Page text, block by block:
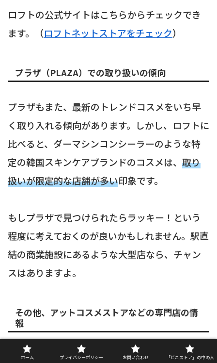
ロフトの公式サイトはこちらからチェックでき
ます。（ロフトネットストアをチェック）
プラザ（PLAZA）での取り扱いの傾向
プラザもまた、最新のトレンドコスメをいち早
く取り入れる傾向があります。しかし、ロフトに
比べると、ダーマシンコンシーラーのような特
定の韓国スキンケアブランドのコスメは、 取り
扱いが限定的な店舗が多い印象です。
もしプラザで見つけられたらラッキー！という
程度に考えておくのが良いかもしれません。駅直
結の商業施設にあるような大型店なら、チャン
スはありますよ。
その他、アットコスメストアなどの専門店の情
報
また、コスメ専門店の「@cosme STORE（アッ
ホーム プライバシーポリシー お問い合わせ 「どこストア」の中の人